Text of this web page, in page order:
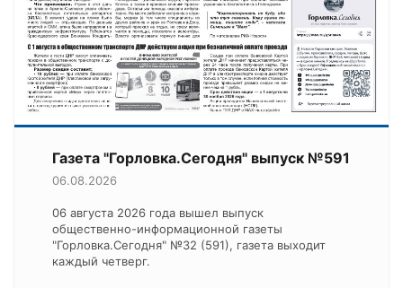
Газета "Горловка.Сегодня" выпуск №591
06.08.2026
06 августа 2026 года вышел выпуск
общественно-информационной газеты
"Горловка.Сегодня" №32 (591), газета выходит
каждый четверг.